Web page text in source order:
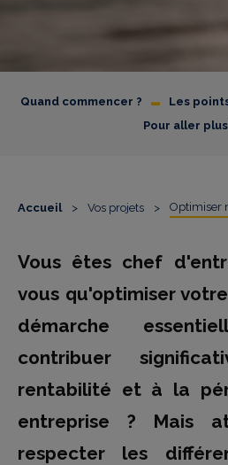
Quand commencer ? - Les
Pour aller
Accueil > Vos projets > Optimiser
Vous êtes chef
vous qu'optimiser
démarche
contribuer
rentabilité et à la
entreprise ? Mais
respecter les